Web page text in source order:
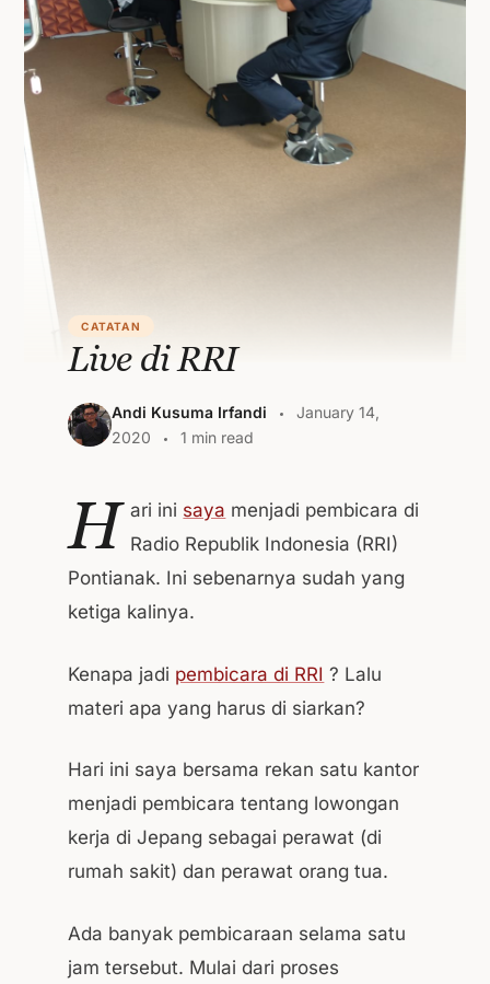
CATATAN
Live di RRI
Andi Kusuma Irfandi
January 14,
2020
1 min read
H ari ini saya menjadi pembicara di
Radio Republik Indonesia (RRI)
Pontianak. Ini sebenarnya sudah yang
ketiga kalinya.
Kenapa jadi pembicara di RRI ? Lalu
materi apa yang harus di siarkan?
Hari ini saya bersama rekan satu kantor
menjadi pembicara tentang lowongan
kerja di Jepang sebagai perawat (di
rumah sakit) dan perawat orang tua.
Ada banyak pembicaraan selama satu
jam tersebut. Mulai dari proses